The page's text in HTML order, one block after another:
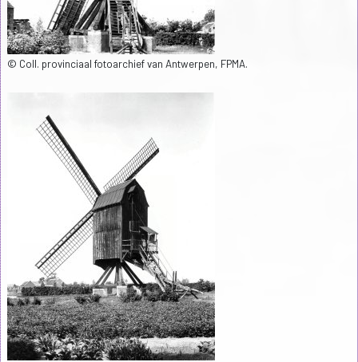
© Coll. provinciaal fotoarchief van Antwerpen, FPMA.